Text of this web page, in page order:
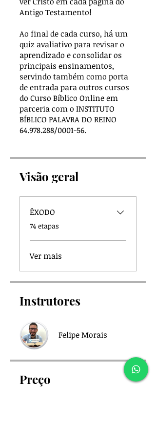
Antigo Testamento!
Ao final de cada curso, há um
quiz avaliativo para revisar o
aprendizado e consolidar os
principais ensinamentos,
servindo também como porta
de entrada para outros cursos
do Curso Bíblico Online em
parceria com o INSTITUTO
BÍBLICO PALAVRA DO REINO
64.978.288/0001-56.
Visão geral
ÊXODO
.74 etapas
Ver mais
Instrutores
Felipe Morais
Preço